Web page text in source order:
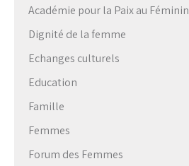
Académie pour la Paix au Féminin
Dignité de la femme
Echanges culturels
Education
Famille
Femmes
Forum des Femmes